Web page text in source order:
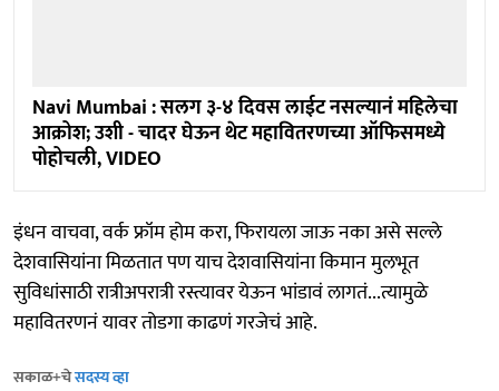
Navi Mumbai : सलग ३-४ दिवस लाईट नसल्यानं महिलेचा
आक्रोश; उशी - चादर घेऊन थेट महावितरणच्या ऑफिसमध्ये
पोहोचली, VIDEO
इंधन वाचवा, वर्क फ्रॉम होम करा, फिरायला जाऊ नका असे सल्ले
देशवासियांना मिळतात पण याच देशवासियांना किमान मुलभूत
सुविधांसाठी रात्रीअपरात्री रस्त्यावर येऊन भांडावं लागतं...त्यामुळे
महावितरणनं यावर तोडगा काढणं गरजेचं आहे.
सकाळ+चेसदस्य व्हा